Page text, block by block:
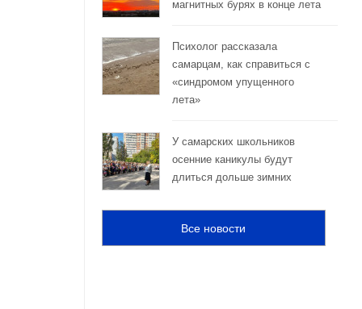
магнитных бурях в конце лета
Психолог рассказала
самарцам, как справиться с
«синдромом упущенного
лета»
У самарских школьников
осенние каникулы будут
длиться дольше зимних
Все новости